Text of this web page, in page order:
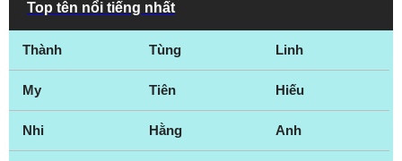
Top tên nổi tiếng nhất
Thành Tùng Linh
My Tiên Hiếu
Nhi Hằng Anh